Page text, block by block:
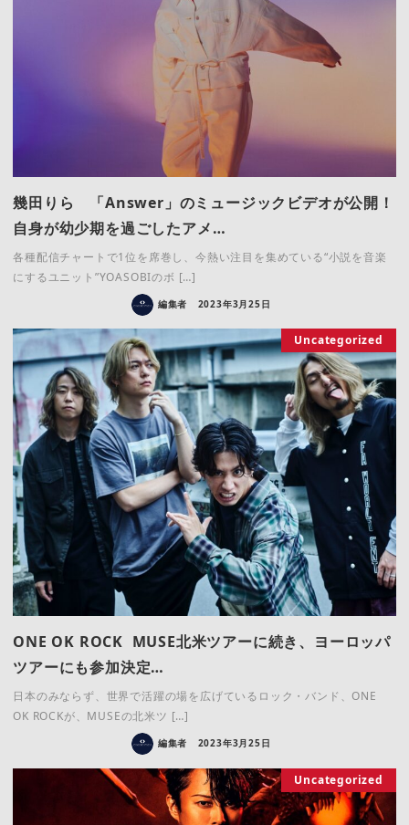
幾田りら 「Answer」のミュージックビデオが公開！
自身が幼少期を過ごしたアメ…
各種配信チャートで1位を席巻し、今熱い注目を集めている“小説を音楽
にするユニット”YOASOBIのボ […]
編集者 2023年3月25日
Uncategorized
ONE OK ROCK MUSE北米ツアーに続き、ヨーロッパ
ツアーにも参加決定…
日本のみならず、世界で活躍の場を広げているロック・バンド、ONE
OK ROCKが、MUSEの北米ツ […]
編集者 2023年3月25日
Uncategorized